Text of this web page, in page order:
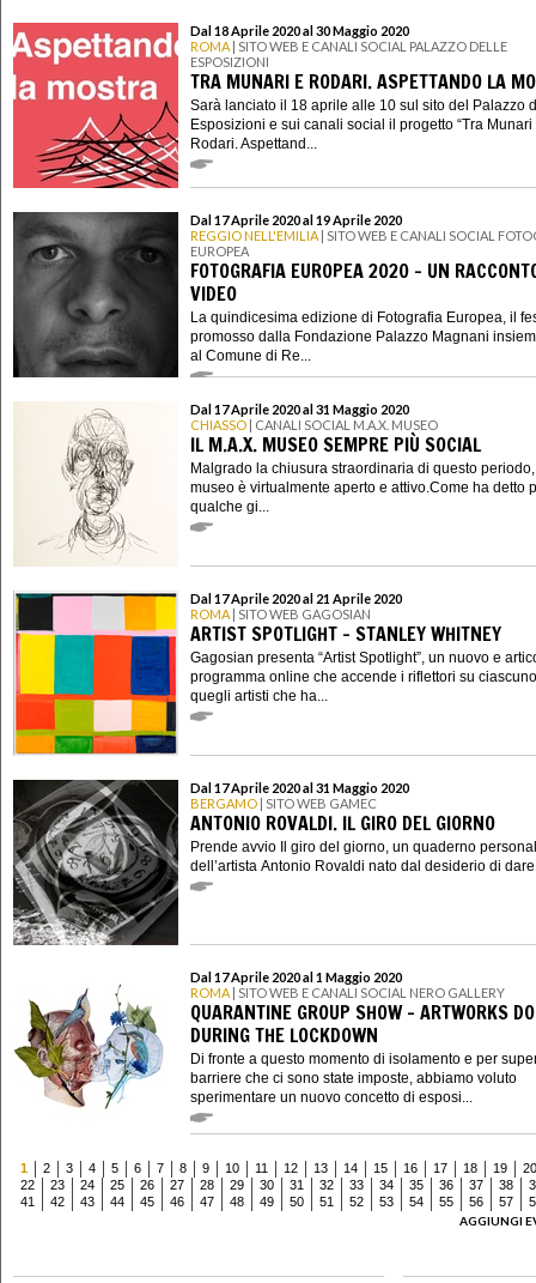
Dal 18 Aprile 2020 al 30 Maggio 2020
ROMA | SITO WEB E CANALI SOCIAL PALAZZO DELLE
ESPOSIZIONI
TRA MUNARI E RODARI. ASPETTANDO LA
Sarà lanciato il 18 aprile alle 10 sul sito del Palazzo
Esposizioni e sui canali social il progetto “Tra Munari
Rodari. Aspettand...
Dal 17 Aprile 2020 al 19 Aprile 2020
REGGIO NELL'EMILIA | SITO WEB E CANALI SOCIAL
EUROPEA
FOTOGRAFIA EUROPEA 2020 - UN
VIDEO
La quindicesima edizione di Fotografia Europea, il
promosso dalla Fondazione Palazzo Magnani
al Comune di Re...
Dal 17 Aprile 2020 al 31 Maggio 2020
CHIASSO | CANALI SOCIAL M.A.X. MUSEO
IL M.A.X. MUSEO SEMPRE PIÙ SOCIAL
Malgrado la chiusura straordinaria di questo
museo è virtualmente aperto e attivo.Come ha detto
qualche gi...
Dal 17 Aprile 2020 al 21 Aprile 2020
ROMA | SITO WEB GAGOSIAN
ARTIST SPOTLIGHT - STANLEY WHITNEY
Gagosian presenta “Artist Spotlight”, un nuovo e
programma online che accende i riflettori su
quegli artisti che ha...
Dal 17 Aprile 2020 al 31 Maggio 2020
BERGAMO | SITO WEB GAMEC
ANTONIO ROVALDI. IL GIRO DEL GIORNO
Prende avvio Il giro del giorno, un quaderno
dell’artista Antonio Rovaldi nato dal desiderio di dare
Dal 17 Aprile 2020 al 1 Maggio 2020
ROMA | SITO WEB E CANALI SOCIAL NERO GALLERY
QUARANTINE GROUP SHOW - ARTWORKS
DURING THE LOCKDOWN
Di fronte a questo momento di isolamento e per
barriere che ci sono state imposte, abbiamo voluto
sperimentare un nuovo concetto di esposi...
1 2 3 4 5 6 7 8 9 10 11 12 13 14 15 16 17 18 19
20
22
23 24 25 26 27 28 29 30 31 32 33 34 35 36 37 38
41
42 43 44 45 46 47 48 49 50 51 52 53 54 55 56 57
AGGIUNGI